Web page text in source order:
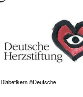
©Deutsche